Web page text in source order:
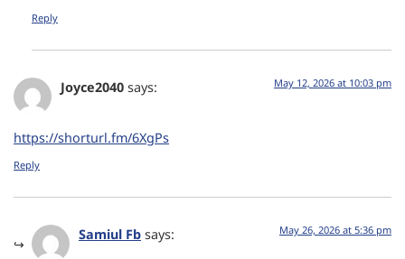
Reply
Joyce2040 says: May 12, 2026 at 10:03 pm
https://shorturl.fm/6XgPs
Reply
Samiul Fb says: May 26, 2026 at 5:36 pm